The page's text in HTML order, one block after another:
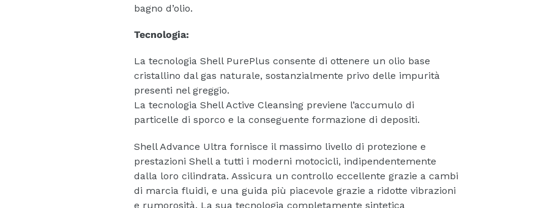
bagno d’olio.
Tecnologia:
La tecnologia Shell PurePlus consente di ottenere un olio base
cristallino dal gas naturale, sostanzialmente privo delle impurità
presenti nel greggio.
La tecnologia Shell Active Cleansing previene l’accumulo di
particelle di sporco e la conseguente formazione di depositi.
Shell Advance Ultra fornisce il massimo livello di protezione e
prestazioni Shell a tutti i moderni motocicli, indipendentemente
dalla loro cilindrata. Assicura un controllo eccellente grazie a cambi
di marcia fluidi, e una guida più piacevole grazie a ridotte vibrazioni
e rumorosità. La sua tecnologia completamente sintetica